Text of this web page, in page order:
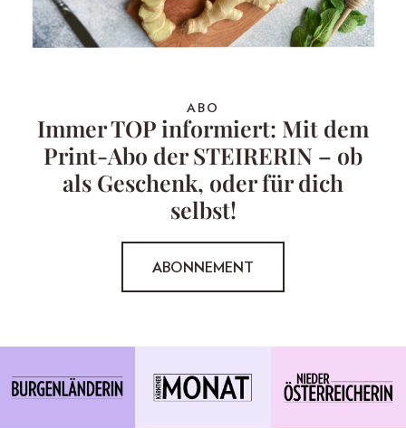
ABO
Immer TOP informiert: Mit dem
Print-Abo der STEIRERIN – ob
als Geschenk, oder für dich
selbst!
ABONNEMENT